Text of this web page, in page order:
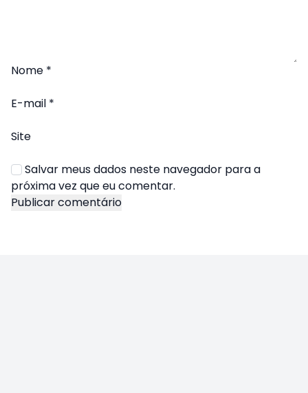
Nome *
E-mail *
Site
Salvar meus dados neste navegador para a
próxima vez que eu comentar.